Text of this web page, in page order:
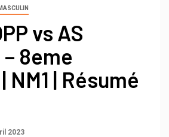
vs AS
– 8eme
NM1 | Résumé
2023